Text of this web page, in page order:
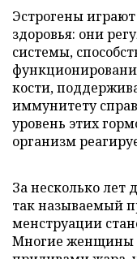
Эстрогены
здоровья: они
системы,
кости,
иммунитету
уровень этих
организм
За несколько лет
так называемый
менструации
Многие женщины